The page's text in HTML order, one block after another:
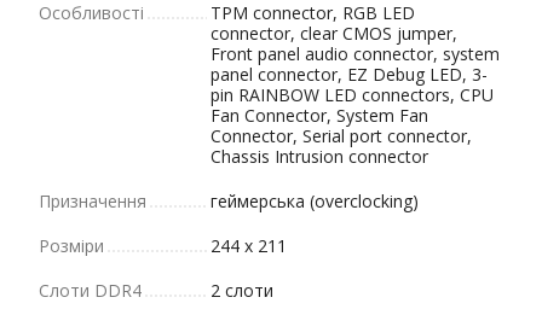
Особливості
TPM connector, RGB LED
connector, clear CMOS jumper,
Front panel audio connector, system
panel connector, EZ Debug LED, 3-
pin RAINBOW LED connectors, CPU
Fan Connector, System Fan
Connector, Serial port connector,
Chassis Intrusion connector
Призначення
геймерська (overclocking)
Розміри
244 x 211
Слоти DDR4
2 слоти